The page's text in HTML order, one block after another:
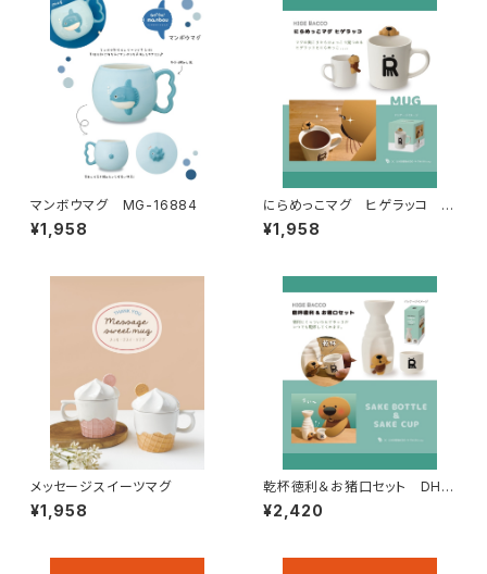
マンボウマグ MG-16884
¥1,958
にらめっこマグ ヒゲラッコ D
HG-90065
¥1,958
メッセージスイーツマグ
¥1,958
乾杯徳利＆お猪口セット DHG
-90067
¥2,420